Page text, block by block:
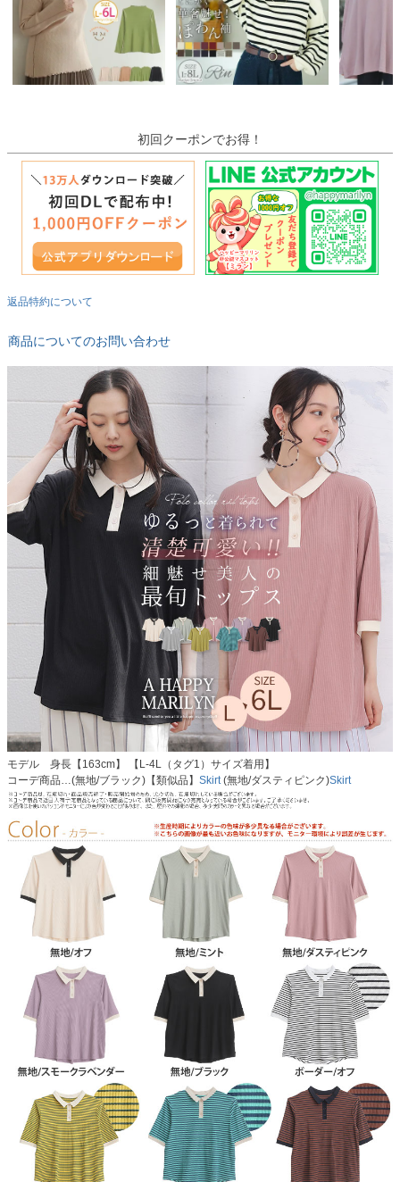
初回クーポンでお得！
返品特約について
商品についてのお問い合わせ
モデル 身長【163cm】 【L-4L（タグ1）サイズ着用】
コーデ商品…(無地/ブラック)【類似品】 Skirt(無地/ダスティピンク)Skirt